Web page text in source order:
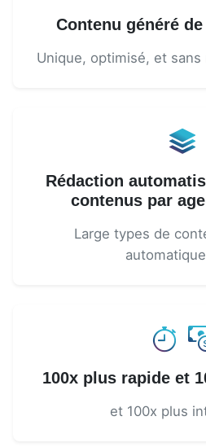
Contenu généré
Unique, optimisé, et sans
Rédaction
contenus par
Large types de
100x plus rapide et
et 100x plus